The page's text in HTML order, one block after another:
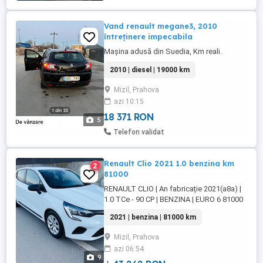
5
Vand renault megane3, 2010
întreținere impecabila
Mașina adusă din Suedia, Km reali.
2010 | diesel | 19000 km
Mizil, Prahova
azi 10:15
18 371 RON
Telefon validat
9
2
Renault Clio 2021 1.0 benzina km
81000
RENAULT CLIO | An fabricație 2021(a8a) |
1.0 TCe - 90 CP | BENZINA | EURO 6 81000
km actuali, cumpărată de nouă din
reprezentanta Renault unde a fost și
întreținută ! ÎNCĂ ARE MIROSUL DE NOU
LA INTERIOR. Radio, Bluetooth, USB
2021 | benzina | 81000 km
Mizil, Prahova
azi 06:54